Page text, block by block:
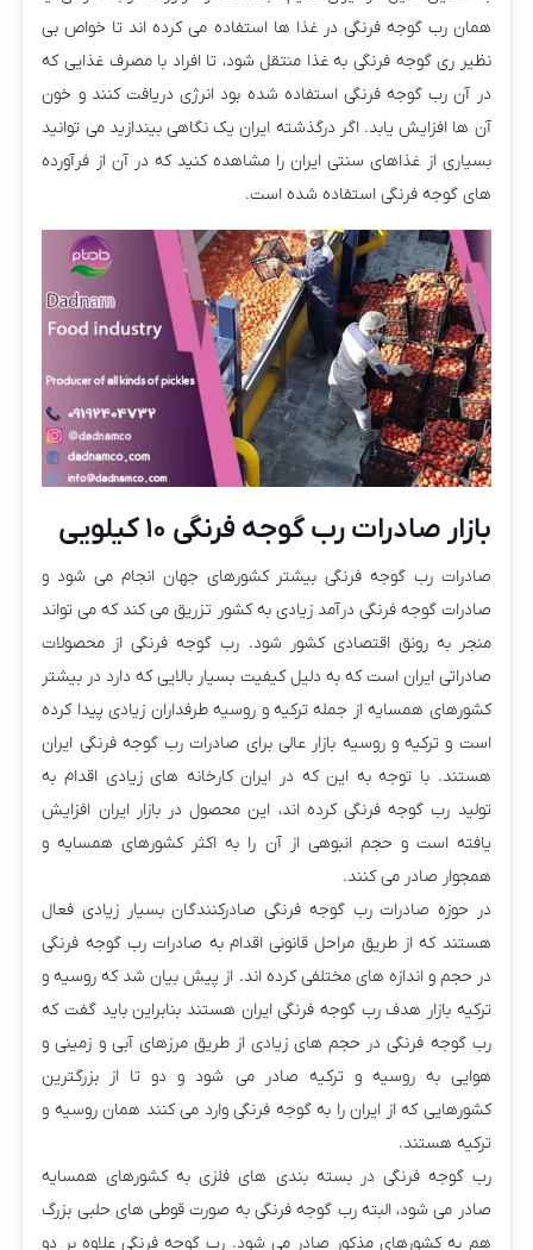
همان رب گوجه فرنگی در غذا ها استفاده می‌ کرده اند تا خواص بی
نظیر ری گوجه فرنگی به غذا منتقل شود، تا افراد با مصرف غذایی که
در آن رب گوجه فرنگی استفاده شده بود انرژی دریافت کنند و خون
آن ها افزایش یابد. اگر درگذشته ایران یک نگاهی بیندازید می‌ توانید
بسیاری از غذاهای سنتی ایران را مشاهده کنید که در آن از فرآورده‌
های گوجه فرنگی استفاده شده است.
بازار صادرات رب گوجه فرنگی ۱۰ کیلویی
صادرات رب گوجه فرنگی بیشتر کشورهای جهان انجام می‌ شود و
صادرات گوجه فرنگی درآمد زیادی به کشور تزریق می‌ کند که می‌ تواند
منجر به رونق اقتصادی کشور شود. رب گوجه فرنگی از محصولات
صادراتی ایران است که به دلیل کیفیت بسیار بالایی که دارد در بیشتر
کشورهای همسایه از جمله ترکیه و روسیه طرفداران زیادی پیدا کرده
است و ترکیه و روسیه بازار عالی برای صادرات رب گوجه فرنگی ایران
هستند. با توجه به این که در ایران کارخانه های زیادی اقدام به
تولید رب گوجه فرنگی کرده‌ اند، این محصول در بازار ایران افزایش
یافته است و حجم انبوهی از آن را به اکثر کشورهای همسایه و
همجوار صادر می کنند‌.
در حوزه صادرات رب گوجه فرنگی صادرکنندگان بسیار زیادی فعال
هستند که از طریق مراحل قانونی اقدام به صادرات رب گوجه‌ فرنگی
در حجم و اندازه های مختلفی کرده اند. از پیش بیان شد که روسیه و
ترکیه بازار هدف رب گوجه فرنگی ایران هستند بنابراین باید گفت که
رب گوجه فرنگی در حجم های زیادی از طریق مرزهای آبی و زمینی و
هوایی به روسیه و ترکیه صادر می‌ شود و دو تا از بزرگترین
کشورهایی که از ایران را به گوجه فرنگی وارد می‌ کنند همان روسیه و
ترکیه هستند.
رب گوجه فرنگی در بسته بندی های فلزی به کشورهای همسایه
صادر می‌ شود، البته رب گوجه فرنگی به صورت قوطی های حلبی بزرگ
هم به کشورهای مذکور صادر می‌ شود. رب گوجه فرنگی علاوه بر دو